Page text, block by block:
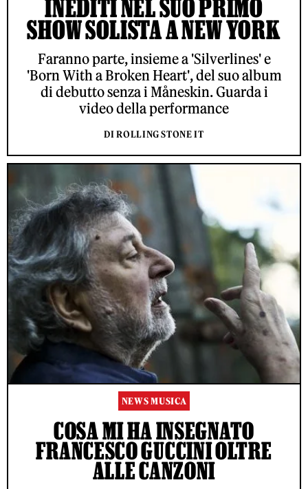
INEDITI NEL SUO PRIMO
SHOW SOLISTA A NEW YORK
Faranno parte, insieme a 'Silverlines' e
'Born With a Broken Heart', del suo album
di debutto senza i Måneskin. Guarda i
video della performance
DI ROLLING STONE IT
NEWS MUSICA
COSA MI HA INSEGNATO
FRANCESCO GUCCINI OLTRE
ALLE CANZONI